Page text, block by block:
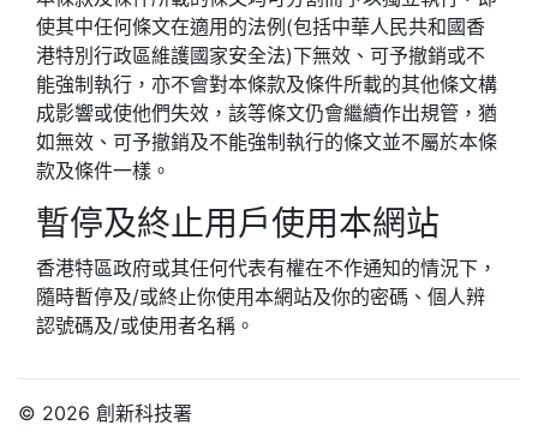
使其中任何條文在適用的法例(包括中華人民共和國香
港特別行政區維護國家安全法)下無效、可予撤銷或不
能強制執行，亦不會對本條款及條件所載的其他條文構
成影響或使他們失效，該等條文仍會繼續作出規管，猶
如無效、可予撤銷及不能強制執行的條文並不屬於本條
款及條件一樣。
暫停及終止用戶使用本網站
香港特區政府或其任何代表有權在不作通知的情況下，
隨時暫停及/或終止你使用本網站及你的密碼、個人辨
認號碼及/或使用者名稱。
© 2026 創新科技署